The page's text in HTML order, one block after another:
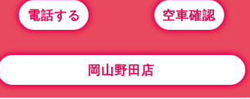
電話する 空車確認
岡山野田店